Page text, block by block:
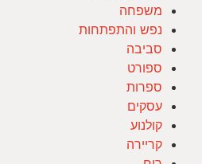
משפחה
נפש והתפתחות
סביבה
ספורט
ספרות
עסקים
קולנוע
קריירה